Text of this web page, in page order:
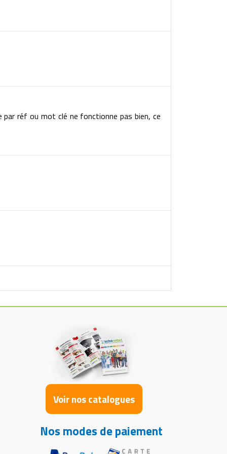
réf ou mot clé ne fonctionne pas bien, ce
Voir nos catalogues
Nos modes de paiement